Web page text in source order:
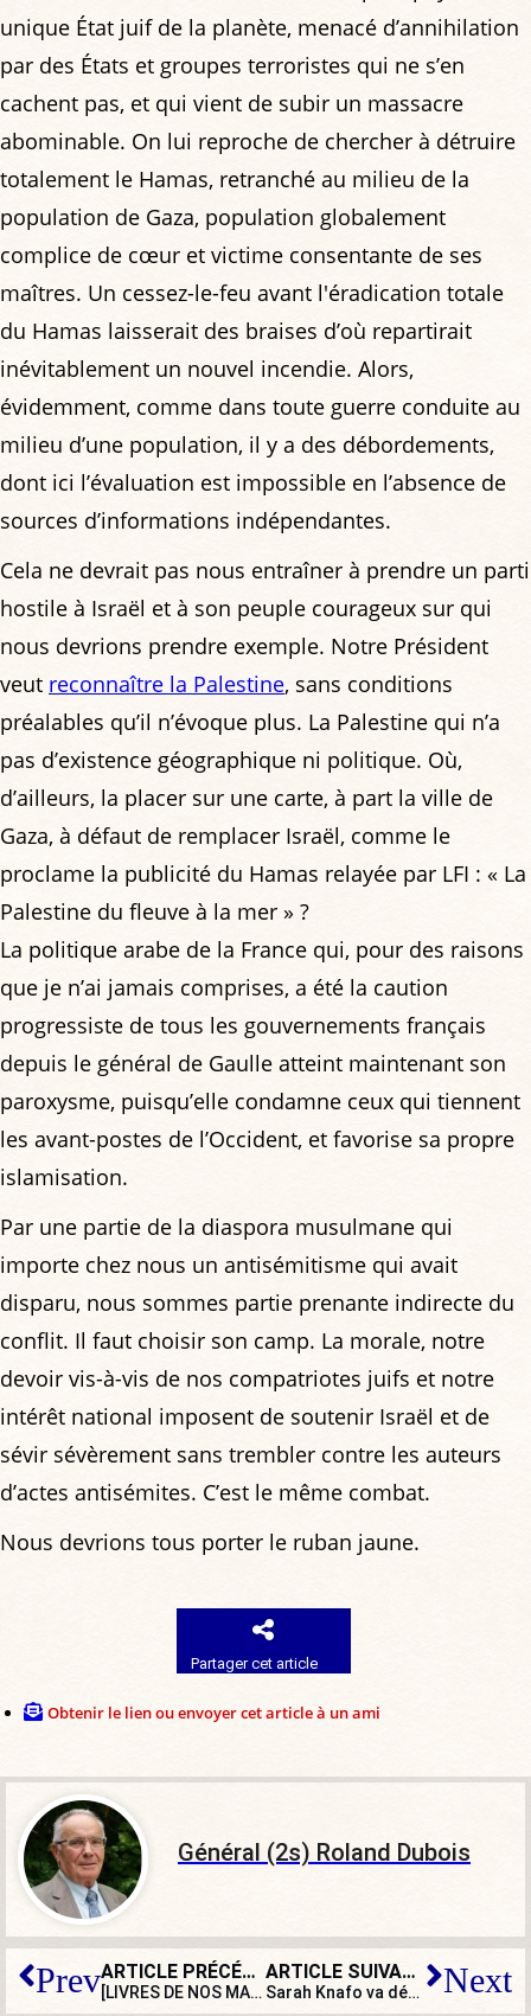
unique État juif de la planète, menacé d’annihilation
par des États et groupes terroristes qui ne s’en
cachent pas, et qui vient de subir un massacre
abominable. On lui reproche de chercher à détruire
totalement le Hamas, retranché au milieu de la
population de Gaza, population globalement
complice de cœur et victime consentante de ses
maîtres. Un cessez-le-feu avant l'éradication totale
du Hamas laisserait des braises d’où repartirait
inévitablement un nouvel incendie. Alors,
évidemment, comme dans toute guerre conduite au
milieu d’une population, il y a des débordements,
dont ici l’évaluation est impossible en l’absence de
sources d’informations indépendantes.
Cela ne devrait pas nous entraîner à prendre un parti
hostile à Israël et à son peuple courageux sur qui
nous devrions prendre exemple. Notre Président
veut reconnaître la Palestine, sans conditions
préalables qu’il n’évoque plus. La Palestine qui n’a
pas d’existence géographique ni politique. Où,
d’ailleurs, la placer sur une carte, à part la ville de
Gaza, à défaut de remplacer Israël, comme le
proclame la publicité du Hamas relayée par LFI : « La
Palestine du fleuve à la mer » ?
La politique arabe de la France qui, pour des raisons
que je n’ai jamais comprises, a été la caution
progressiste de tous les gouvernements français
depuis le général de Gaulle atteint maintenant son
paroxysme, puisqu’elle condamne ceux qui tiennent
les avant-postes de l’Occident, et favorise sa propre
islamisation.
Par une partie de la diaspora musulmane qui
importe chez nous un antisémitisme qui avait
disparu, nous sommes partie prenante indirecte du
conflit. Il faut choisir son camp. La morale, notre
devoir vis-à-vis de nos compatriotes juifs et notre
intérêt national imposent de soutenir Israël et de
sévir sévèrement sans trembler contre les auteurs
d’actes antisémites. C’est le même combat.
Nous devrions tous porter le ruban jaune.
Partager cet article
Obtenir le lien ou envoyer cet article à un ami
Général (2s) Roland Dubois
Prev ARTICLE PRÉCÉDENT
[LIVRES DE NOS MAISONS] Daphné du Maurier, romancière de la transmission
ARTICLE SUIVANT
Sarah Knafo va débattre avec Antoine Léaument à la rentrée : choc en vue ! Next